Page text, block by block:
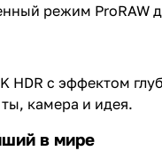
режим ProRAW
HDR с эффектом
камера и идея.
в мире